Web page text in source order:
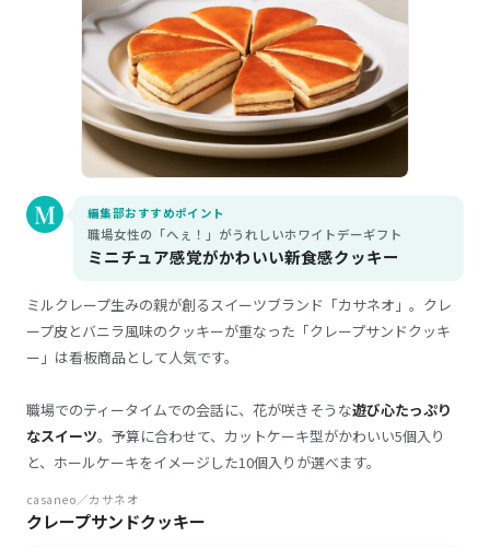
編集部おすすめポイント
職場女性の「へぇ！」がうれしいホワイトデーギフト
ミニチュア感覚がかわいい新食感クッキー
ミルクレープ生みの親が創るスイーツブランド「カサネオ」。クレ
ープ皮とバニラ風味のクッキーが重なった「クレープサンドクッキ
ー」は看板商品として人気です。
職場でのティータイムでの会話に、花が咲きそうな遊び心たっぷり
なスイーツ。予算に合わせて、カットケーキ型がかわいい5個入り
と、ホールケーキをイメージした10個入りが選べます。
casaneo／カサネオ
クレープサンドクッキー